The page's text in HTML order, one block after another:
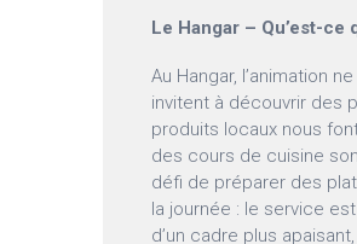
Le Hangar – Qu’est-ce
Au Hangar, l’animation
invitent à découvrir des
produits locaux nous
des cours de cuisine
défi de préparer des
la journée : le service
d’un cadre plus